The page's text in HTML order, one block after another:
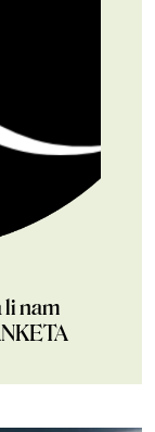
li nam